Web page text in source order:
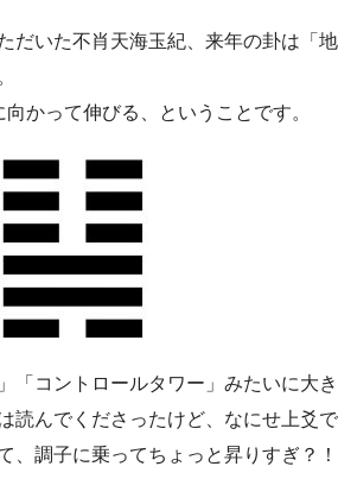
だいた不肖天海玉紀、来年の卦は「地
かって伸びる、ということです。
「コントロールタワー」みたいに大き
読んでくださったけど、なにせ上爻で
、調子に乗ってちょっと昇りすぎ？！